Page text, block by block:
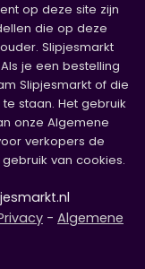
op deze site zijn
die op deze
Slipjesmarkt
je een bestelling
Slipjesmarkt of die
staan. Het gebruik
onze Algemene
verkopers de
van cookies.
- Algemene